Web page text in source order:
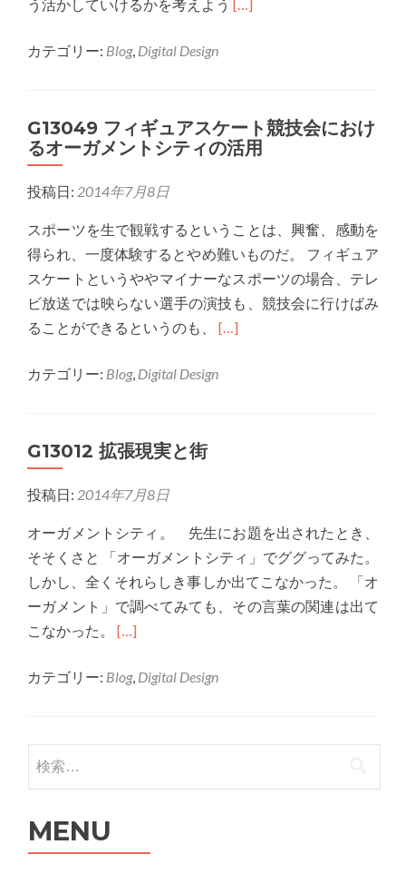
う活かしていけるかを考えよう
フ
ァ
ョ
ン
誌
[…]
カテゴリー: Blog, Digital Design
G13049 フィギュアスケート競技会におけ
るオーガメントシティの活用
投稿日: 2014年7月8日
スポーツを生で観戦するということは、興奮、感動を
得られ、一度体験するとやめ難いものだ。 フィギュア
スケートというややマイナーなスポーツの場合、テレ
ビ放送では映らない選手の演技も、競技会に行けばみ
ることができるというのも、 Read
about
ー
お
る
[…]
カテゴリー: Blog, Digital Design
G13012 拡張現実と街
投稿日: 2014年7月8日
オーガメントシティ。 先生にお題を出されたとき、
そそくさと 「オーガメントシティ」でググってみた。
しかし、全くそれらしき事しか出てこなかった。 「オ
ーガメント」で調べてみても、その言葉の関連は出て
こなかった。 Read
about
街
[…]
カテゴリー: Blog, Digital Design
検索:
MENU